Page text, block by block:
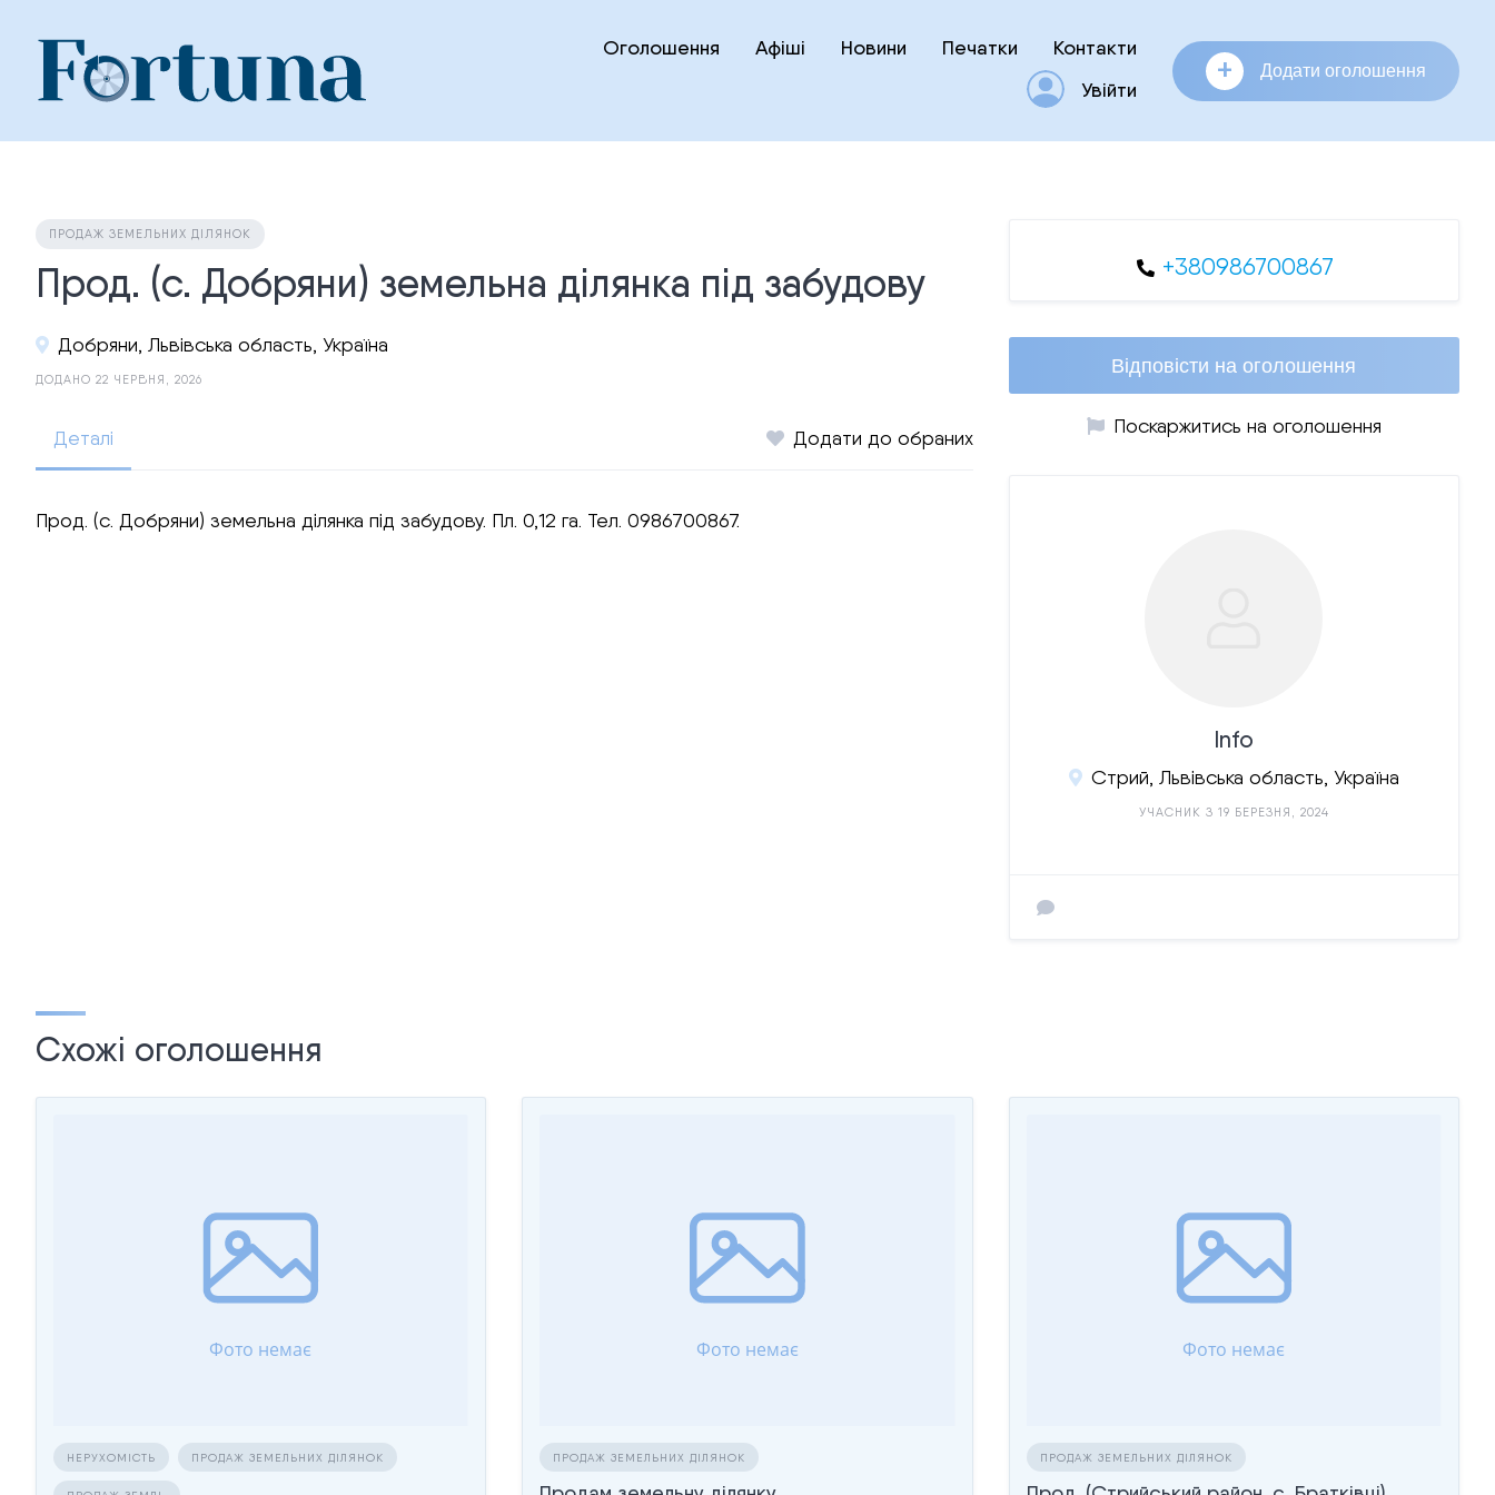
content
Оголошення Афіші Новини Печатки
Контакти
Увійти
+ Додати оголошення
ПРОДАЖ ЗЕМЕЛЬНИХ ДІЛЯНОК
Прод. (с. Добряни) земельна ділянка під забудову
Добряни, Львівська область, Україна
ДОДАНО 22 ЧЕРВНЯ, 2026
Деталі Додати до обраних
Прод. (с. Добряни) земельна ділянка під забудову. Пл. 0,12 га. Тел. 0986700867.
+380986700867
Відповісти на оголошення
Поскаржитись на оголошення
Info
Стрий, Львівська область, Україна
УЧАСНИК З 19 БЕРЕЗНЯ, 2024
Схожі оголошення
НЕРУХОМІСТЬ ПРОДАЖ ЗЕМЕЛЬНИХ ДІЛЯНОК ПРОДАЖ ЗЕМЕЛЬНИХ ДІЛЯНОК ПРОДАЖ ЗЕМЕЛЬНИХ ДІЛЯНОК